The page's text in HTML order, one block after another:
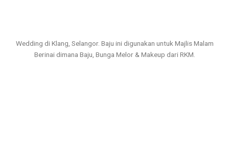
Wedding di Klang, Selangor. Baju ini digunakan untuk Majlis Malam
Berinai dimana Baju, Bunga Melor & Makeup dari RKM.